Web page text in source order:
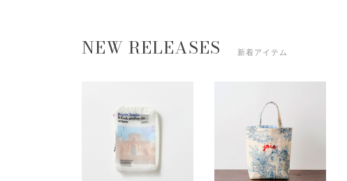
NEW RELEASES 新着アイテム